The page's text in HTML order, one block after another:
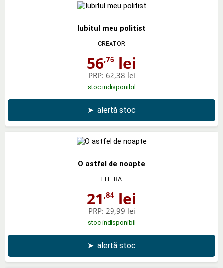
Iubitul meu politist
CREATOR
56,76 lei
PRP: 62,38 lei
stoc indisponibil
➤ alertă stoc
O astfel de noapte
LITERA
21 ,84 lei
PRP: 29,99 lei
stoc indisponibil
➤ alertă stoc